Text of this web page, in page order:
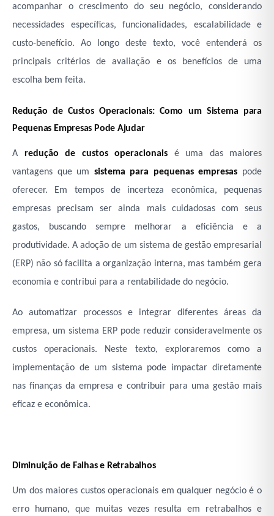
acompanhar o crescimento do seu negócio, considerando
necessidades específicas, funcionalidades, escalabilidade e
custo-benefício. Ao longo deste texto, você entenderá os
principais critérios de avaliação e os benefícios de uma
escolha bem feita.
Redução de Custos Operacionais: Como um Sistema para
Pequenas Empresas Pode Ajudar
A redução de custos operacionais é uma das maiores
vantagens que um sistema para pequenas empresas pode
oferecer. Em tempos de incerteza econômica, pequenas
empresas precisam ser ainda mais cuidadosas com seus
gastos, buscando sempre melhorar a eficiência e a
produtividade. A adoção de um sistema de gestão empresarial
(ERP) não só facilita a organização interna, mas também gera
economia e contribui para a rentabilidade do negócio.
Ao automatizar processos e integrar diferentes áreas da
empresa, um sistema ERP pode reduzir consideravelmente os
custos operacionais. Neste texto, exploraremos como a
implementação de um sistema pode impactar diretamente
nas finanças da empresa e contribuir para uma gestão mais
eficaz e econômica.
Diminuição de Falhas e Retrabalhos
Um dos maiores custos operacionais em qualquer negócio é o
erro humano, que muitas vezes resulta em retrabalhos e